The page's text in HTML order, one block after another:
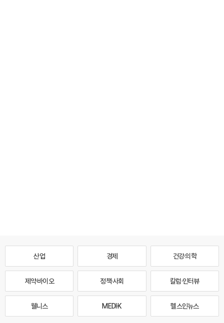
산업 경제 건강·의학
제약·바이오 정책·사회 칼럼·인터뷰
웰니스 MEDI·K 헬스인뉴스